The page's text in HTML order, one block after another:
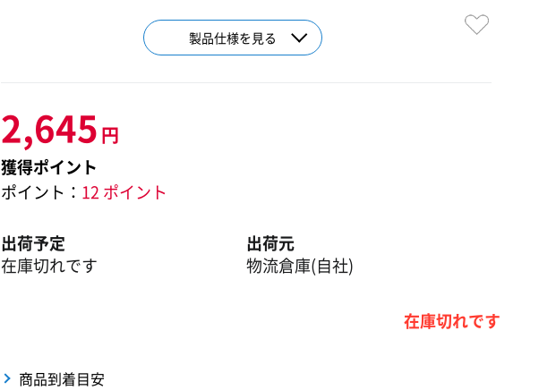
製品仕様を見る
2,645 円
獲得ポイント
ポイント： 12 ポイント
出荷予定
在庫切れです
出荷元
物流倉庫(自社)
在庫切れです
商品到着目安